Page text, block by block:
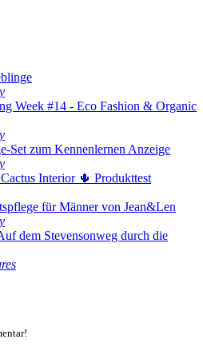
Week #14 - Eco Fashion & Organic
Set zum Kennenlernen Anzeige
Interior 🌵 Produkttest
für Männer von Jean&Len
dem Stevensonweg durch die